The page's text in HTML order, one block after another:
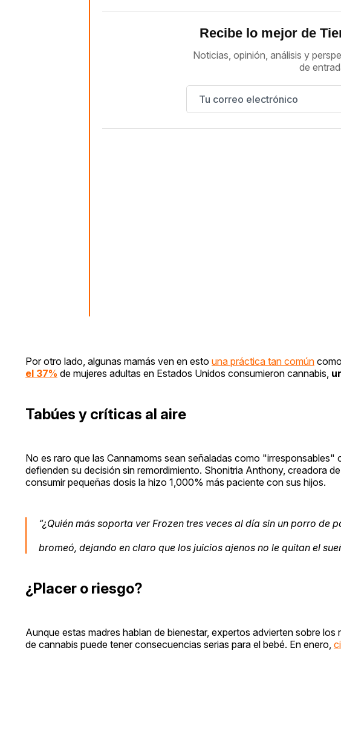
Recibe lo mejor de
Noticias, opinión, análisis y
de
Por otro lado, algunas mamás ven en esto una práctica tan común
el 37% de mujeres adultas en Estados Unidos consumieron cannabis,
Tabúes y críticas al aire
No es raro que las Cannamoms sean señaladas como
defienden su decisión sin remordimiento. Shonitria Anthony, creadora de
consumir pequeñas dosis la hizo 1,000% más paciente con sus hijos.
“¿Quién más soporta verFrozen tres veces al día sin un porro de
bromeó, dejando en claro que los juicios ajenos no le quitan el
¿Placer o riesgo?
Aunque estas madres hablan de bienestar, expertos advierten sobre
de cannabis puede tener consecuencias serias para el bebé. En enero,